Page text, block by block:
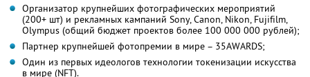
Организатор крупнейших фотографических мероприятий
(200+ шт) и рекламных кампаний Sony, Canon, Nikon, Fujifilm,
Olympus (общий бюджет проектов более 100 000 000 рублей);
Партнер крупнейшей фотопремии в мире – 35AWARDS;
Один из первых идеологов технологии токенизации искусства
в мире (NFT).